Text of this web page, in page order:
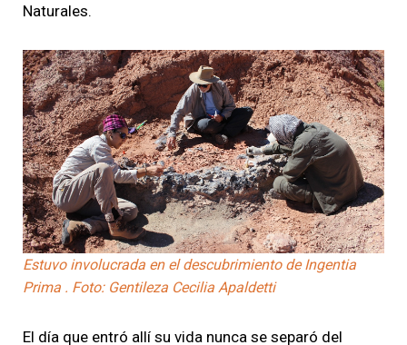
Naturales.
Estuvo involucrada en el descubrimiento de Ingentia
Prima . Foto: Gentileza Cecilia Apaldetti
El día que entró allí su vida nunca se separó del